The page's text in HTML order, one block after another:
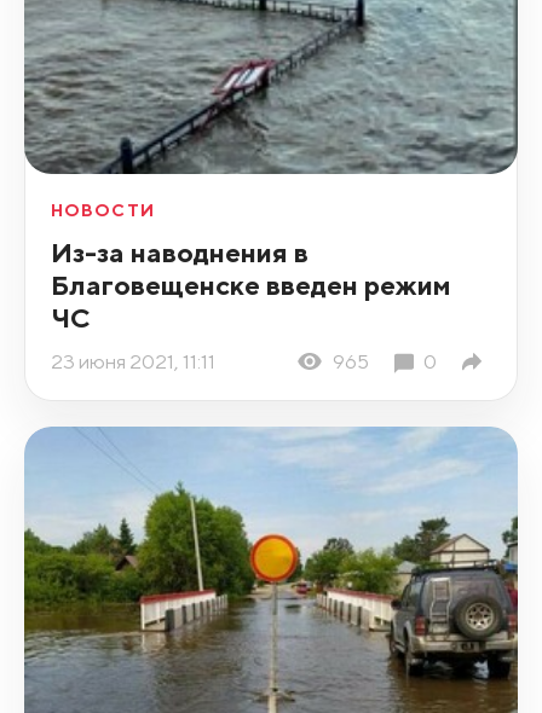
НОВОСТИ
Из-за наводнения в
Благовещенске введен режим
ЧС
23 июня 2021, 11:11 965 0